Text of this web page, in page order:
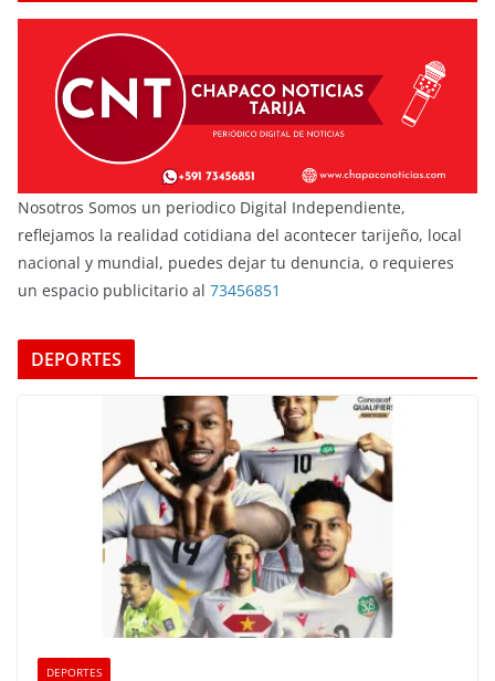
Nosotros Somos un periodico Digital Independiente,
reflejamos la realidad cotidiana del acontecer tarijeño, local
nacional y mundial, puedes dejar tu denuncia, o requieres
un espacio publicitario al 73456851
DEPORTES
DEPORTES